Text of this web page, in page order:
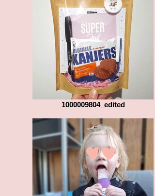
1000009804_edited